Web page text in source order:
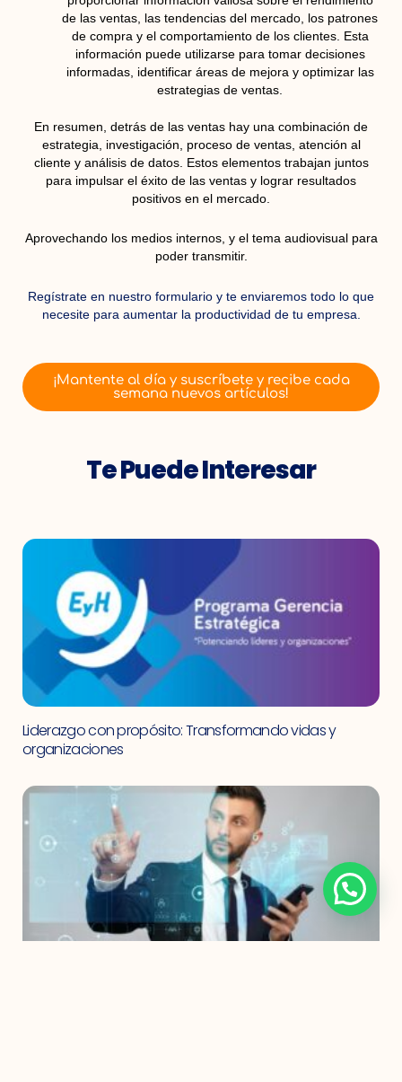
de las ventas, las tendencias del mercado, los patrones
de compra y el comportamiento de los clientes. Esta
información puede utilizarse para tomar decisiones
informadas, identificar áreas de mejora y optimizar las
estrategias de ventas.
En resumen, detrás de las ventas hay una combinación de
estrategia, investigación, proceso de ventas, atención al
cliente y análisis de datos. Estos elementos trabajan juntos
para impulsar el éxito de las ventas y lograr resultados
positivos en el mercado.
Aprovechando los medios internos, y el tema audiovisual para
poder transmitir.
Regístrate en nuestro formulario y te enviaremos todo lo que
necesite para aumentar la productividad de tu empresa.
¡Mantente al día y suscríbete y recibe cada
semana nuevos artículos!
Te Puede Interesar
Liderazgo con propósito: Transformando vidas y
organizaciones